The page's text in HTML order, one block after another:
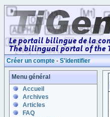
Créer un compte - S'identifier
Menu général
Accueil
Archives
Articles
FAQ